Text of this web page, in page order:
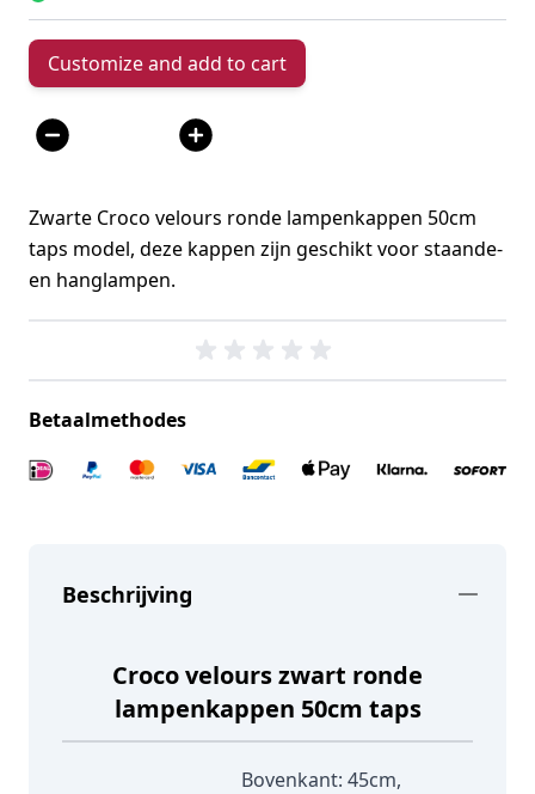
Customize and add to cart
Aantal
Zwarte Croco velours ronde lampenkappen 50cm
taps model, deze kappen zijn geschikt voor staande-
en hanglampen.
Betaalmethodes
Beschrijving
Croco velours zwart ronde
lampenkappen 50cm taps
Bovenkant: 45cm,